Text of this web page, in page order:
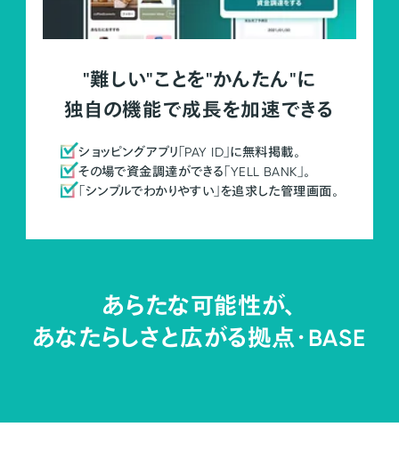
"難しい"ことを"かんたん"に
独自の機能で成長を加速できる
ショッピングアプリ「PAY ID」に無料掲載。
その場で資金調達ができる「YELL BANK」。
「シンプルでわかりやすい」を追求した管理画面。
あらたな可能性が、
あなたらしさと広がる拠点・BASE